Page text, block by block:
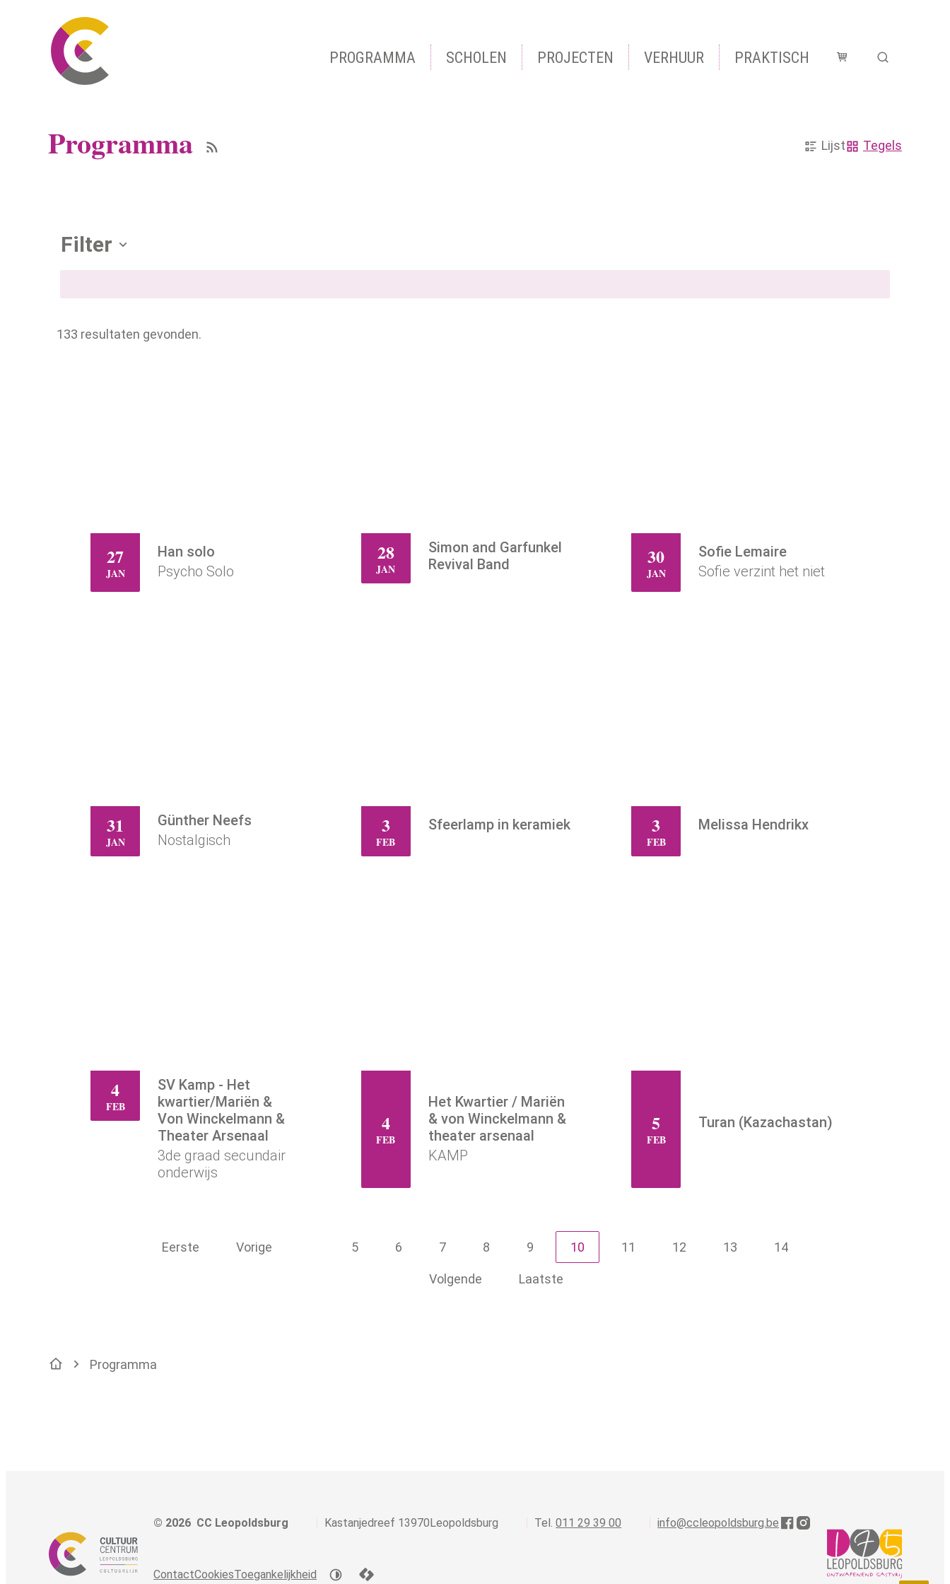
Naar inhoud
CC Leopoldsburg
PROGRAMMA SCHOLEN PROJECTEN VERHUUR PRAKTISCH Winkelmandje
Zoek tonen
Programma Rss activiteiten
Lijst
Tegels
Verfijn of wijzig resultaten
Filter
133 resultaten gevonden.
WO
27
JAN
Han solo
Psycho Solo
DO
28
JAN
Simon and Garfunkel
Revival Band
ZA
30
JAN
Sofie Lemaire
Sofie verzint het niet
ZO
31
JAN
Günther Neefs
Nostalgisch
WO
3
FEB
Sfeerlamp in keramiek
WO
3
FEB
Melissa Hendrikx
DO
4
FEB
SV Kamp - Het
kwartier/Mariën &
Von Winckelmann &
Theater Arsenaal
3de graad secundair
onderwijs
DO
4
FEB
Het Kwartier / Mariën
& von Winckelmann &
theater arsenaal
KAMP
VR
5
FEB
Turan (Kazachastan)
Eerste Vorige 5 6 7 8 9 10 11 12 13 14
Volgende Laatste
Startpagina
Programma
© 2026 CC Leopoldsburg
Adres
Kastanjedreef 1,3970Leopoldsburg 011 29 39 00
E-mail
info@ccleopoldsburg.be
Facebook
Instagram
ContactCookiesToegankelijkheid LCP nv 2026 ©